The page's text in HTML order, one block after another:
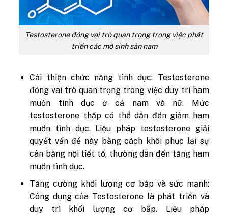
Testosterone đóng vai trò quan trọng trong việc phát
triển các mô sinh sản nam
Cải thiện chức năng tình dục: Testosterone
đóng vai trò quan trọng trong việc duy trì ham
muốn tình dục ở cả nam và nữ. Mức
testosterone thấp có thể dẫn đến giảm ham
muốn tình dục. Liệu pháp testosterone giải
quyết vấn đề này bằng cách khôi phục lại sự
cân bằng nội tiết tố, thường dẫn đến tăng ham
muốn tình dục.
Tăng cường khối lượng cơ bắp và sức mạnh:
Công dụng của Testosterone là phát triển và
duy trì khối lượng cơ bắp. Liệu pháp